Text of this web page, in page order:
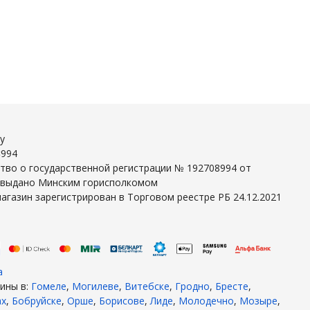
о государственной регистрации № 192708994 от
выдано Минским горисполкомом
зарегистрирован в Торговом реестре РБ 24.12.2021
в: Гомеле, Могилеве, Витебске, Гродно, Бресте,
, Бобруйске,Орше, Борисове,Лиде, Молодечно, Мозыре,